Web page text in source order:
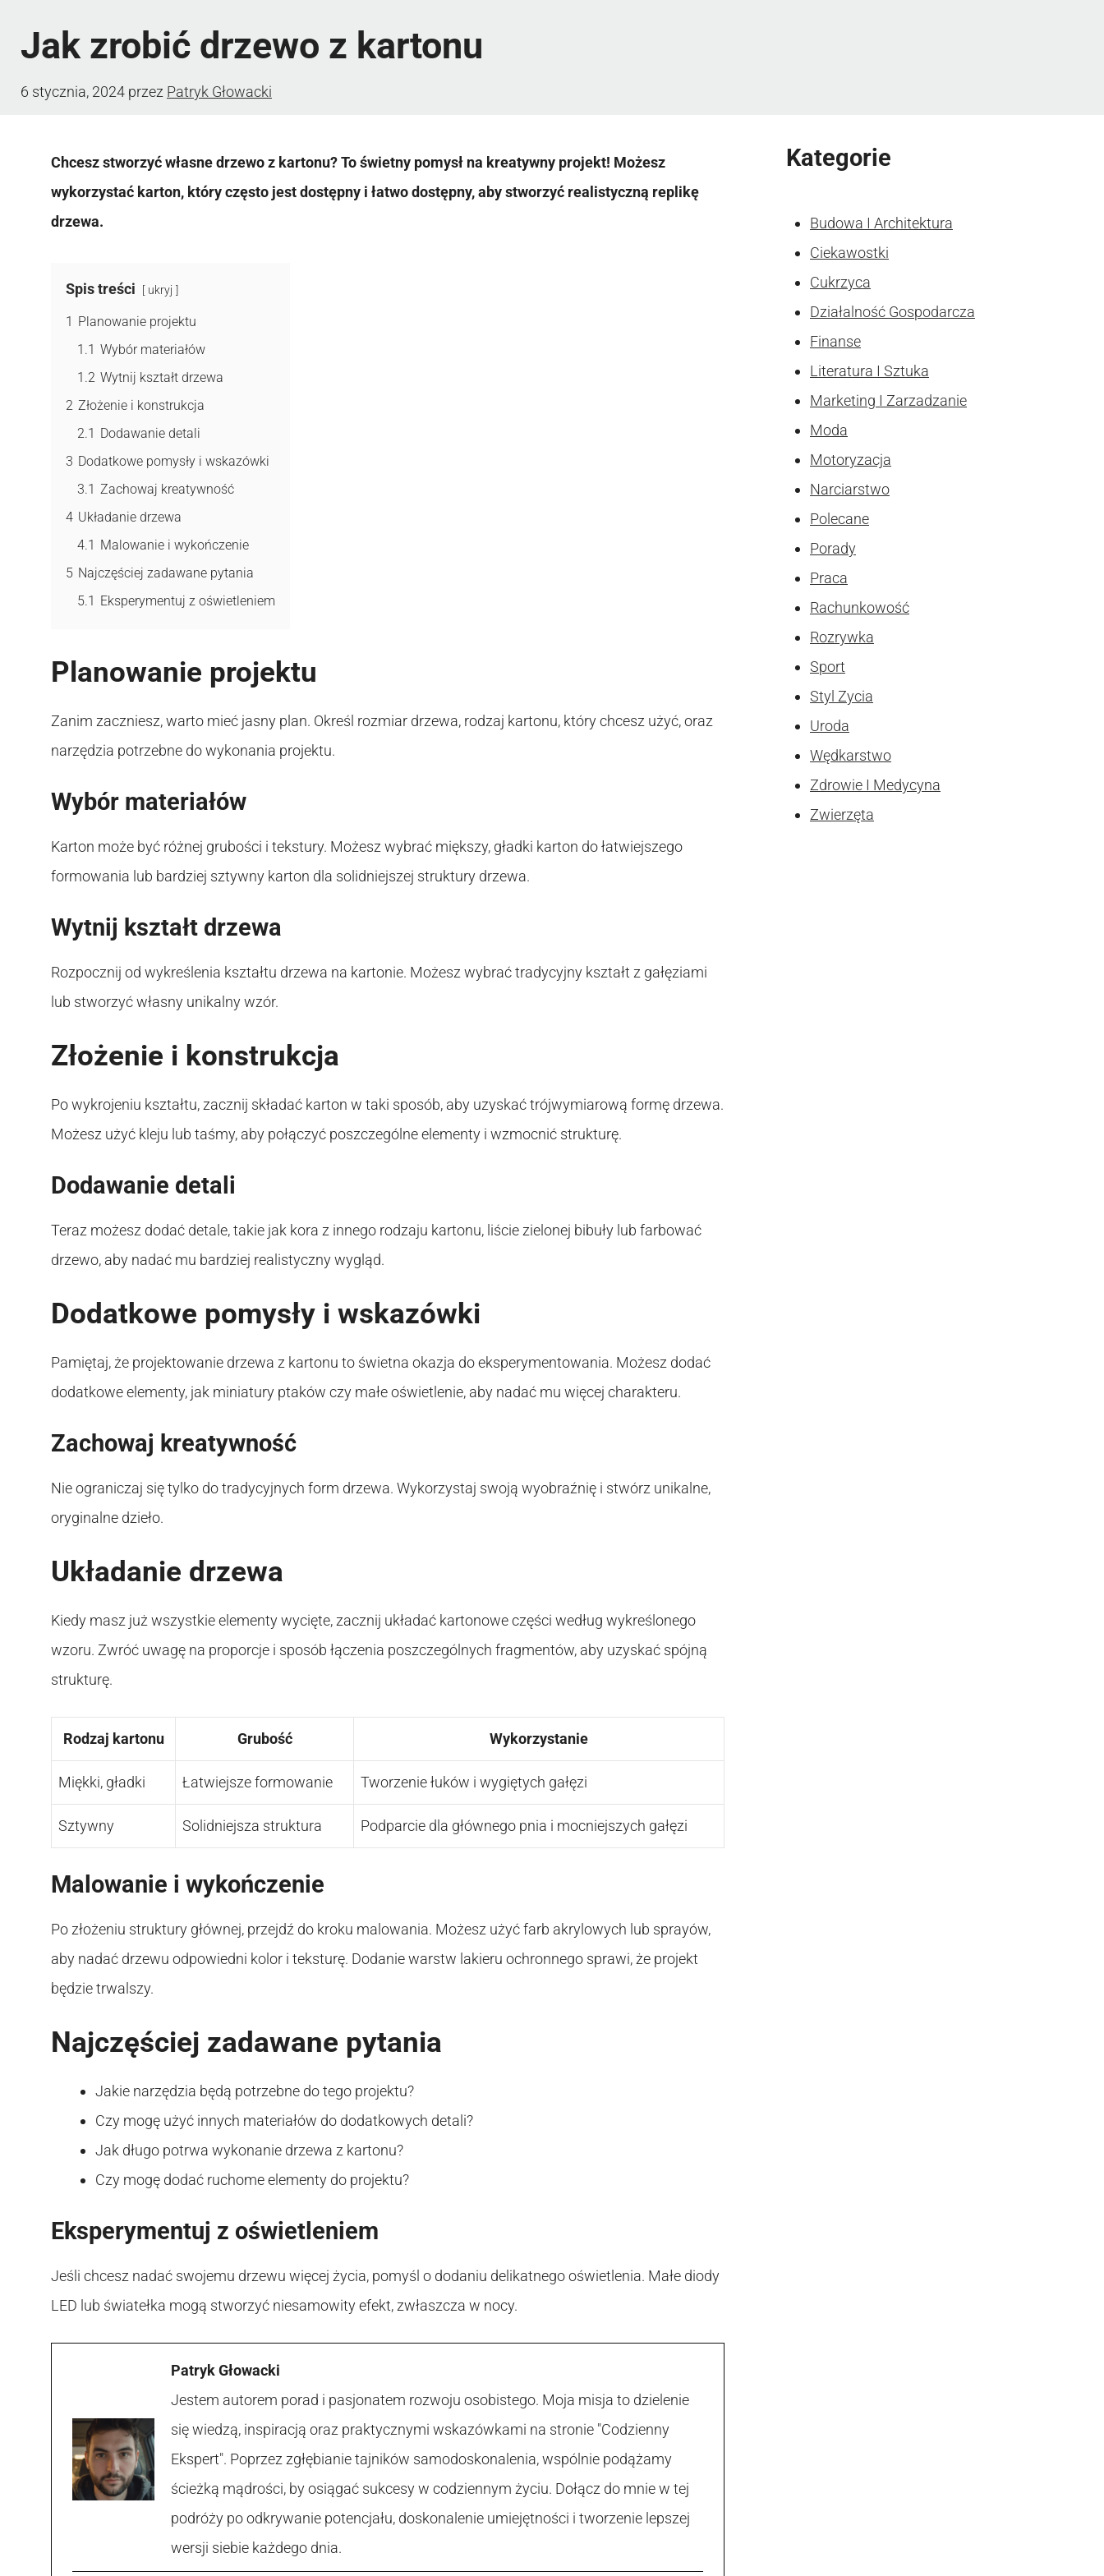
Jak zrobić drzewo z kartonu
6 stycznia, 2024 przez Patryk Głowacki
Chcesz stworzyć własne drzewo z kartonu? To świetny pomysł na kreatywny projekt! Możesz
wykorzystać karton, który często jest dostępny i łatwo dostępny, aby stworzyć realistyczną replikę
drzewa.
Spis treści ukryj
1 Planowanie projektu
1.1 Wybór materiałów
1.2 Wytnij kształt drzewa
2 Złożenie i konstrukcja
2.1 Dodawanie detali
3 Dodatkowe pomysły i wskazówki
3.1 Zachowaj kreatywność
4 Układanie drzewa
4.1 Malowanie i wykończenie
5 Najczęściej zadawane pytania
5.1 Eksperymentuj z oświetleniem
Planowanie projektu
Zanim zaczniesz, warto mieć jasny plan. Określ rozmiar drzewa, rodzaj kartonu, który chcesz użyć, oraz
narzędzia potrzebne do wykonania projektu.
Wybór materiałów
Karton może być różnej grubości i tekstury. Możesz wybrać miększy, gładki karton do łatwiejszego
formowania lub bardziej sztywny karton dla solidniejszej struktury drzewa.
Wytnij kształt drzewa
Rozpocznij od wykreślenia kształtu drzewa na kartonie. Możesz wybrać tradycyjny kształt z gałęziami
lub stworzyć własny unikalny wzór.
Złożenie i konstrukcja
Po wykrojeniu kształtu, zacznij składać karton w taki sposób, aby uzyskać trójwymiarową formę drzewa.
Możesz użyć kleju lub taśmy, aby połączyć poszczególne elementy i wzmocnić strukturę.
Dodawanie detali
Teraz możesz dodać detale, takie jak kora z innego rodzaju kartonu, liście zielonej bibuły lub farbować
drzewo, aby nadać mu bardziej realistyczny wygląd.
Dodatkowe pomysły i wskazówki
Pamiętaj, że projektowanie drzewa z kartonu to świetna okazja do eksperymentowania. Możesz dodać
dodatkowe elementy, jak miniatury ptaków czy małe oświetlenie, aby nadać mu więcej charakteru.
Zachowaj kreatywność
Nie ograniczaj się tylko do tradycyjnych form drzewa. Wykorzystaj swoją wyobraźnię i stwórz unikalne,
oryginalne dzieło.
Układanie drzewa
Kiedy masz już wszystkie elementy wycięte, zacznij układać kartonowe części według wykreślonego
wzoru. Zwróć uwagę na proporcje i sposób łączenia poszczególnych fragmentów, aby uzyskać spójną
strukturę.
Rodzaj kartonu Grubość Wykorzystanie
Miękki, gładki Łatwiejsze formowanie Tworzenie łuków i wygiętych gałęzi
Sztywny Solidniejsza struktura Podparcie dla głównego pnia i mocniejszych gałęzi
Malowanie i wykończenie
Po złożeniu struktury głównej, przejdź do kroku malowania. Możesz użyć farb akrylowych lub sprayów,
aby nadać drzewu odpowiedni kolor i teksturę. Dodanie warstw lakieru ochronnego sprawi, że projekt
będzie trwalszy.
Najczęściej zadawane pytania
Jakie narzędzia będą potrzebne do tego projektu?
Czy mogę użyć innych materiałów do dodatkowych detali?
Jak długo potrwa wykonanie drzewa z kartonu?
Czy mogę dodać ruchome elementy do projektu?
Eksperymentuj z oświetleniem
Jeśli chcesz nadać swojemu drzewu więcej życia, pomyśl o dodaniu delikatnego oświetlenia. Małe diody
LED lub światełka mogą stworzyć niesamowity efekt, zwłaszcza w nocy.
Patryk Głowacki
Jestem autorem porad i pasjonatem rozwoju osobistego. Moja misja to dzielenie
się wiedzą, inspiracją oraz praktycznymi wskazówkami na stronie "Codzienny
Ekspert". Poprzez zgłębianie tajników samodoskonalenia, wspólnie podążamy
ścieżką mądrości, by osiągać sukcesy w codziennym życiu. Dołącz do mnie w tej
podróży po odkrywanie potencjału, doskonalenie umiejętności i tworzenie lepszej
wersji siebie każdego dnia.
Kategorie
Budowa I Architektura
Ciekawostki
Cukrzyca
Działalność Gospodarcza
Finanse
Literatura I Sztuka
Marketing I Zarzadzanie
Moda
Motoryzacja
Narciarstwo
Polecane
Porady
Praca
Rachunkowość
Rozrywka
Sport
Styl Zycia
Uroda
Wędkarstwo
Zdrowie I Medycyna
Zwierzęta